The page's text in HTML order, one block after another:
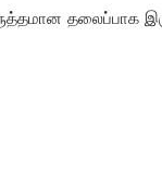
தலைப்பாக